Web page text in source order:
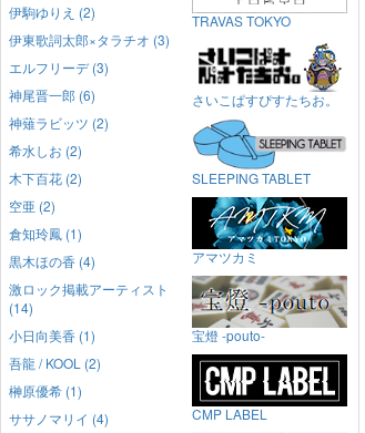
伊駒ゆりえ (2)
伊東歌詞太郎×タラチオ (3)
エルフリーデ (3)
神尾晋一郎 (6)
神薙ラビッツ (2)
希水しお (2)
木下百花 (2)
空亜 (2)
倉知玲鳳 (1)
黒木ほの香 (4)
激ロック掲載アーティスト
(14)
小日向美香 (1)
吾龍 / KOOL (2)
榊原優希 (1)
ササノマリイ (4)
TRAVAS TOKYO
さいこぱすぴすたちお。
SLEEPING TABLET
アマツカミ
宝燈 -pouto-
CMP LABEL